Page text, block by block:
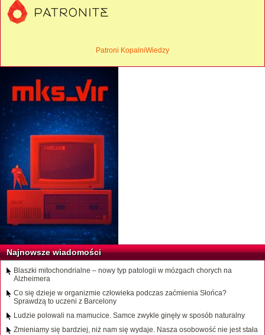
Patroni KopalniWiedzy
Najnowsze wiadomości
Blaszki mitochondrialne – nowy typ patologii w mózgach chorych na
Alzheimera
Co się dzieje w organizmie człowieka podczas zaćmienia Słońca?
Sprawdzą to uczeni z Barcelony
Ludzie polowali na mamucice. Samce zwykle ginęły w sposób naturalny
Zmieniamy się bardziej, niż nam się wydaje. Nasza osobowość nie jest stała